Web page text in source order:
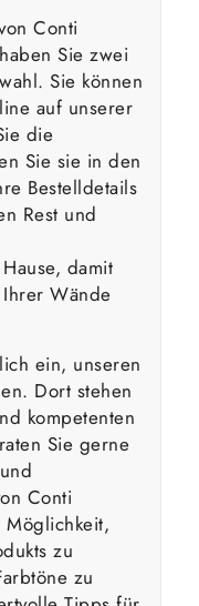
Conti
Sie zwei
Sie können
auf unserer
die
Sie sie in den
Bestelldetails
Rest und
damit
Wände
ein, unseren
Dort stehen
kompetenten
Sie gerne
Conti
Möglichkeit,
zu
zu